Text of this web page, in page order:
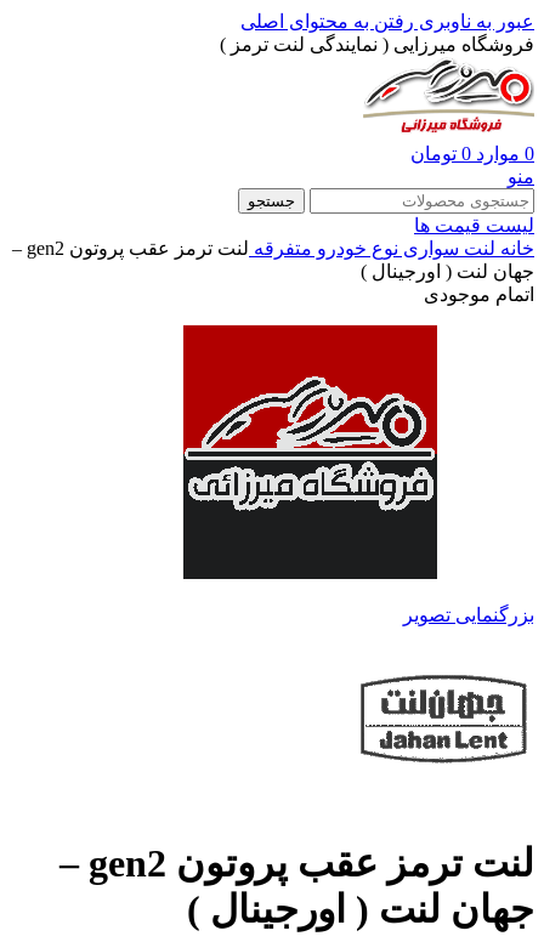
عبور به ناوبری رفتن به محتوای اصلی
فروشگاه میرزایی ( نمایندگی لنت ترمز )
0 موارد 0 تومان
منو
جستجو
لیست قیمت ها
خانه لنت سواری نوع خودرو متفرقه
لنت ترمز عقب پروتون gen2 –
جهان لنت ( اورجینال )
اتمام موجودی
بزرگنمایی تصویر
لنت ترمز عقب پروتون gen2 –
جهان لنت ( اورجینال )